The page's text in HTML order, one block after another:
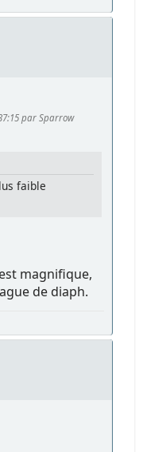
par Sparrow
faible
magnifique,
de diaph.